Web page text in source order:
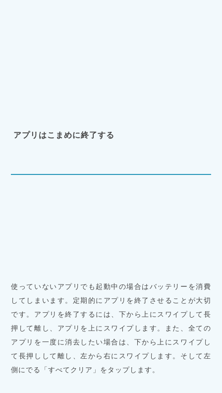
アプリはこまめに終了する
使っていないアプリでも起動中の場合はバッテリーを消費
してしまいます。定期的にアプリを終了させることが大切
です。アプリを終了するには、下から上にスワイプして長
押して離し、アプリを上にスワイプします。また、全ての
アプリを一度に消去したい場合は、下から上にスワイプし
て長押しして離し、左から右にスワイプします。そして左
側にでる「すべてクリア」をタップします。